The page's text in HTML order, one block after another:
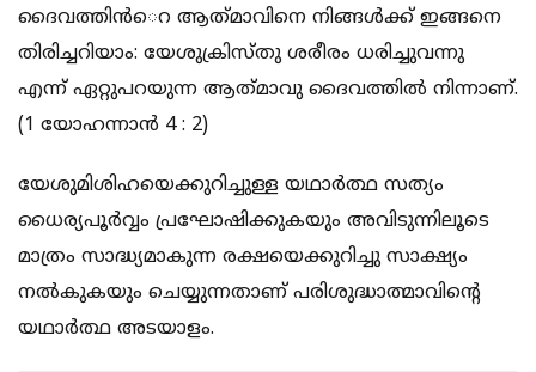
ദൈവത്തിന്‍െറ ആത്‌മാവിനെ നിങ്ങള്‍ക്ക്‌ ഇങ്ങനെ
തിരിച്ചറിയാം: യേശുക്രിസ്‌തു ശരീരം ധരിച്ചുവന്നു
എന്ന്‌ ഏറ്റുപറയുന്ന ആത്‌മാവു ദൈവത്തില്‍ നിന്നാണ്‌.
(1 യോഹന്നാന്‍ 4 : 2)
യേശുമിശിഹയെക്കുറിച്ചുള്ള യഥാര്‍ത്ഥ സത്യം
ധൈര്യപൂര്‍വ്വം പ്രഘോഷിക്കുകയും അവിടുന്നിലൂടെ
മാത്രം സാദ്ധ്യമാകുന്ന രക്ഷയെക്കുറിച്ചു സാക്ഷ്യം
നല്‍കുകയും ചെയ്യുന്നതാണ് പരിശുദ്ധാത്മാവിന്റെ
യഥാര്‍ത്ഥ അടയാളം.